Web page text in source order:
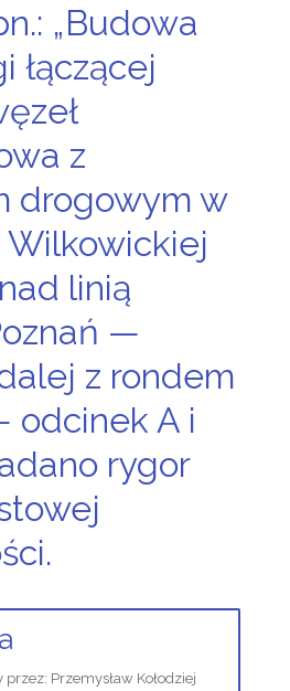
„Budowa
łączącej
z
drogowym w
linią
—
z rondem
odcinek A i
rygor
przez: Przemysław Kołodziej